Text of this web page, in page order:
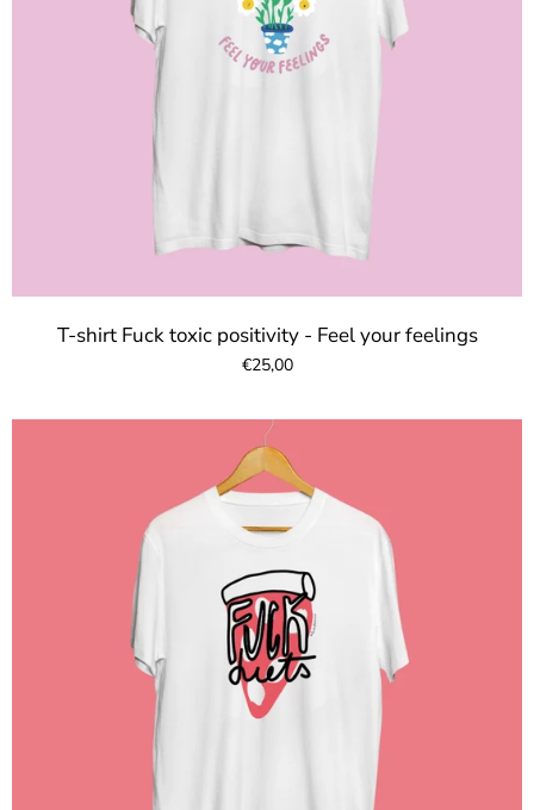
T-shirt Fuck toxic positivity - Feel your feelings
€25,00